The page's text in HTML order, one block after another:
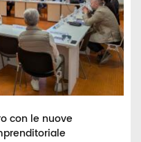
con le nuove